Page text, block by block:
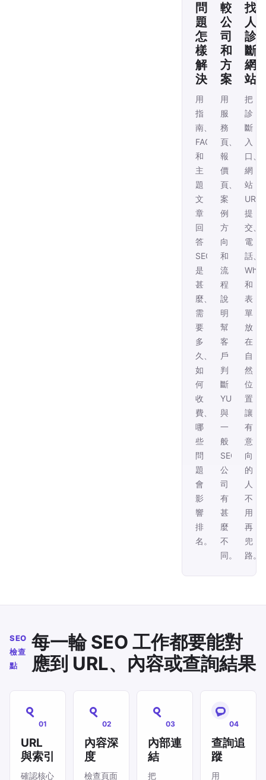
問
題
怎
樣
解
決
用
指
南、
FAQ
和
主
題
文
章
回
答
SEO
是
甚
麼、
需
要
多
久、
如
何
收
費、
哪
些
問
題
會
影
響
排
名。
較
公
司
和
方
案
用
服
務
頁、
報
價
頁、
案
例
方
向
和
流
程
說
明，
幫
客
戶
判
斷
YUSIHK
與
一
般
SEO
公
司
有
甚
麼
不
同。
找
人
診
斷
網
站
把
診
斷
入
口、
網
站
URL
提
交、
電
話、
和
表
單
放
在
自
然
位
置，
讓
有
意
向
的
人
不
用
再
兜
路。
SEO
檢查
點
每一輪 SEO 工作都要能對
應到 URL、內容或查詢結果
01
URL
與索引
確認核心
02
內容深
度
檢查頁面
03
內部連
結
把
04
查詢追
蹤
用